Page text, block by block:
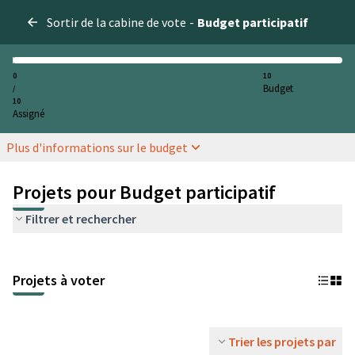
Sortir de la cabine de vote - Budget participatif
0
/
10
Assigné
10
Budget
Plus d'informations sur le budget
Projets pour Budget participatif
Filtrer et rechercher
Projets à voter
Trier les projets par